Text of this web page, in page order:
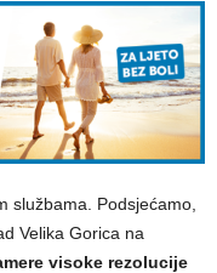
službama. Podsjećamo,
Velika Gorica na
visoke rezolucije